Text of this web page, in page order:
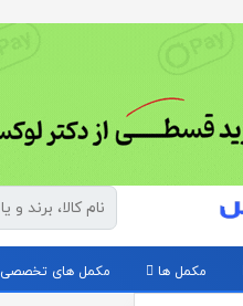
مکمل ها مکمل های تخصصی